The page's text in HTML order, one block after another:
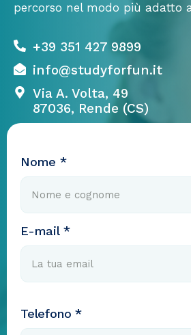
percorso nel modo più adatto
+39 351 427 9899
info@studyforfun.it
Via A. Volta, 49
87036, Rende (CS)
Nome *
E-mail *
Telefono *